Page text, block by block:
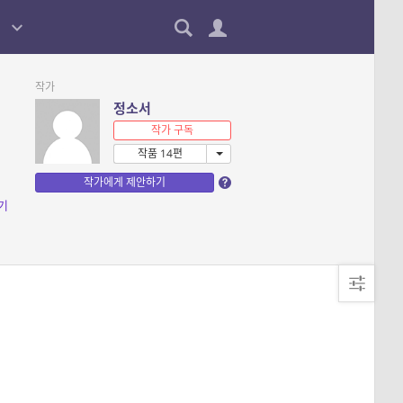
작가
정소서
작가 구독
작품 14편
작가에게 제안하기